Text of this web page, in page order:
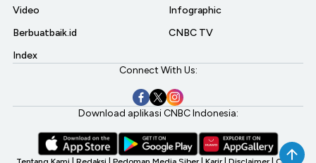
Video
Berbuatbaik.id
Index
Infographic
CNBC TV
Connect With Us:
Download aplikasi CNBC Indonesia: